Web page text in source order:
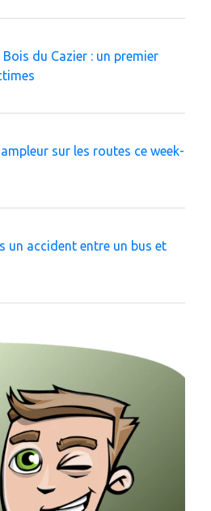
du Cazier : un premier
sur les routes ce week-
un accident entre un bus et